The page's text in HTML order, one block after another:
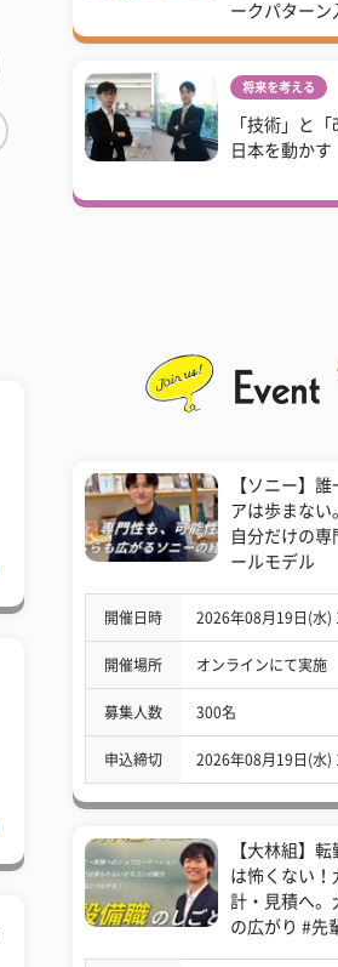
ークパターン
将来を考える
「技術」と
日本を動かす
【ソニー】
アは歩まない
自分だけの専
ールモデル
開催日時 2026年08月19日(水)
開催場所 オンラインにて実施
募集人数 300名
申込締切 2026年08月19日(水)
【大林組】
は怖くない！
計・見積へ。
の広がり #先